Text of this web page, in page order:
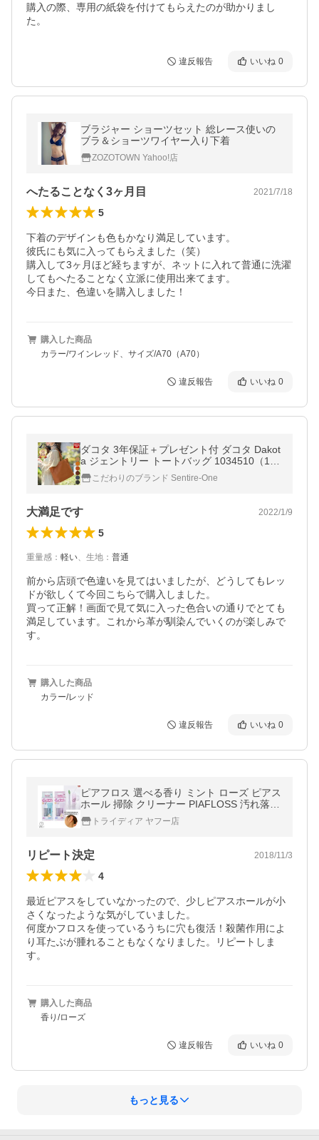
購入の際、専用の紙袋を付けてもらえたのが助かりまし
た。
違反報告 いいね 0
ブラジャー ショーツセット 総レース使いの
ブラ＆ショーツワイヤー入り下着
ZOZOTOWN Yahoo!店
へたることなく3ヶ月目 2021/7/18
5
下着のデザインも色もかなり満足しています。
彼氏にも気に入ってもらえました（笑）
購入して3ヶ月ほど経ちますが、ネットに入れて普通に洗濯
してもへたることなく立派に使用出来てます。
今日また、色違いを購入しました！
購入した商品
カラー/ワインレッド、サイズ/A70（A70）
違反報告 いいね 0
ダコタ 3年保証＋プレゼント付 ダコタ Dakot
a ジェントリー トートバッグ 1034510（103
3510）
こだわりのブランド Sentire-One
大満足です 2022/1/9
5
重量感 ： 軽い、 生地 ： 普通
前から店頭で色違いを見てはいましたが、どうしてもレッ
ドが欲しくて今回こちらで購入しました。
買って正解！画面で見て気に入った色合いの通りでとても
満足しています。これから革が馴染んでいくのが楽しみで
す。
購入した商品
カラー/レッド
違反報告 いいね 0
ピアフロス 選べる香り ミント ローズ ピアス
ホール 掃除 クリーナー PIAFLOSS 汚れ落と
し ピアス穴掃除 消毒 ケア用品 爆買
トライディア ヤフー店
リピート決定 2018/11/3
4
最近ピアスをしていなかったので、少しピアスホールが小
さくなったような気がしていました。
何度かフロスを使っているうちに穴も復活！殺菌作用によ
り耳たぶが腫れることもなくなりました。リピートしま
す。
購入した商品
香り/ローズ
違反報告 いいね 0
もっと見る